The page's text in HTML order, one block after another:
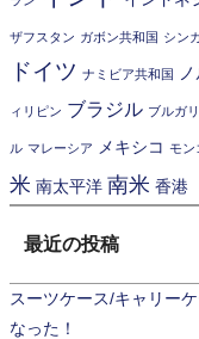
ザフスタン ガボン共和国 シン
ドイツ ナミビア共和国
ィリピン ブラジル ブルガ
ル マレーシア メキシコ モン
米 南太平洋 南米 香港
最近の投稿
スーツケース/キャリー
なった！